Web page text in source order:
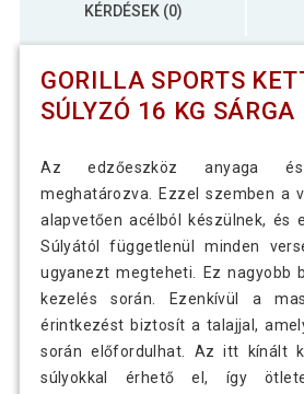
KÉRDÉSEK (0)
GORILLA SPORTS
SÚLYZÓ 16 KG SÁRGA
Az edzőeszköz anyaga
meghatározva. Ezzel szemben a
alapvetően acélból készülnek, és
Súlyától függetlenül minden
ugyanezt megteheti. Ez nagyobb
kezelés során. Ezenkívül a
érintkezést biztosít a talajjal,
során előfordulhat. Az itt kínált
súlyokkal érhető el, így